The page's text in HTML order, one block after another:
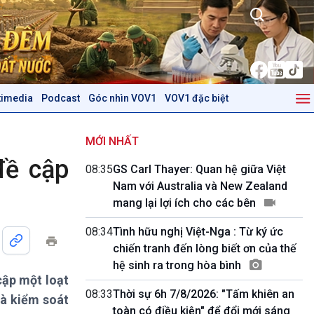
Podcast Góc nhìn VOV1 VOV1 đặc biệt
Trước giờ mở cửa
Dòng chảy Kinh tế
Tuyên chiến với gian lận
thương mại
Mùa vàng
Biển đảo Việt Nam
Tâm tình biên giới và hải
Tìm hiểu biển, đảo Việt
Nam
Podcast
Góc nhìn VOV1
Bình luận
cập
một loạt
kiểm soát
MỚI NHẤT
08:35GS Carl Thayer: Quan hệ giữa Việt
Nam với Australia và New Zealand
mang lại lợi ích cho các bên
08:34Tình hữu nghị Việt-Nga : Từ ký ức
chiến tranh đến lòng biết ơn của thế
hệ sinh ra trong hòa bình
08:33Thời sự 6h 7/8/2026: "Tấm khiên an
toàn có điều kiện" để đổi mới sáng